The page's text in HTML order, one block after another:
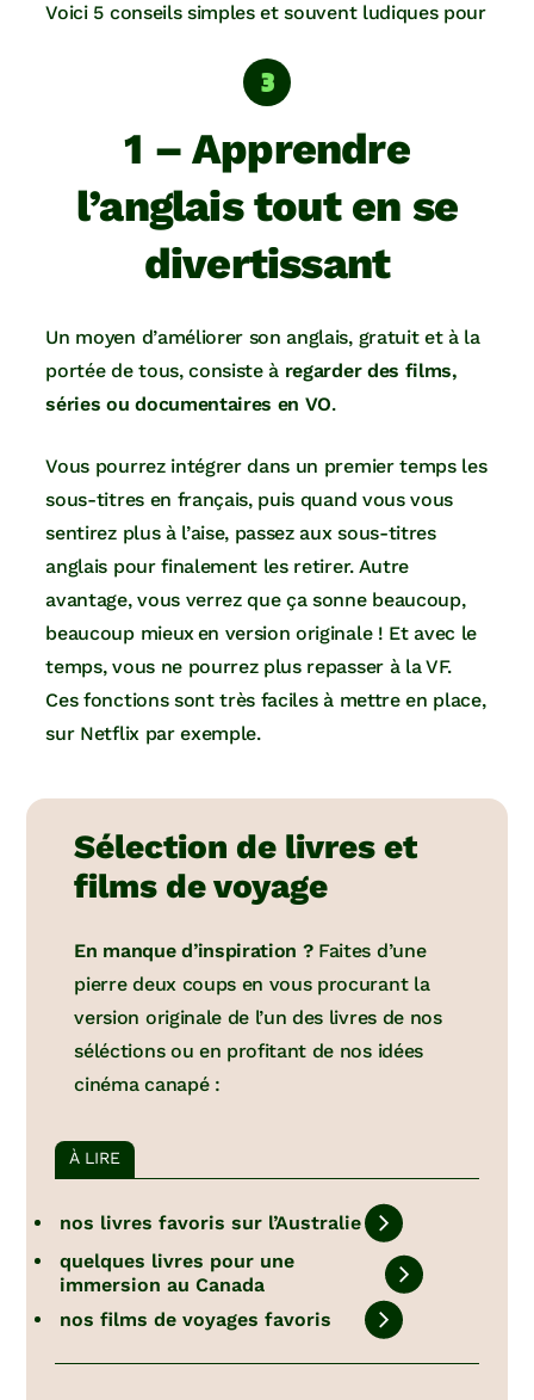
Voici 5 conseils simples et souvent ludiques pour
1 – Apprendre
l’anglais tout en se
divertissant
Un moyen d’améliorer son anglais, gratuit et à la
portée de tous, consiste à regarder des films,
séries ou documentaires en VO.
Vous pourrez intégrer dans un premier temps les
sous-titres en français, puis quand vous vous
sentirez plus à l’aise, passez aux sous-titres
anglais pour finalement les retirer. Autre
avantage, vous verrez que ça sonne beaucoup,
beaucoup mieux en version originale ! Et avec le
temps, vous ne pourrez plus repasser à la VF.
Ces fonctions sont très faciles à mettre en place,
sur Netflix par exemple.
Sélection de livres et
films de voyage
En manque d’inspiration ?Faites d’une
pierre deux coups en vous procurant la
version originale de l’un des livres de nos
séléctions ou en profitant de nos idées
cinéma canapé :
À LIRE
nos livres favoris sur l’Australie
quelques livres pour une
immersion au Canada
nos films de voyages favoris